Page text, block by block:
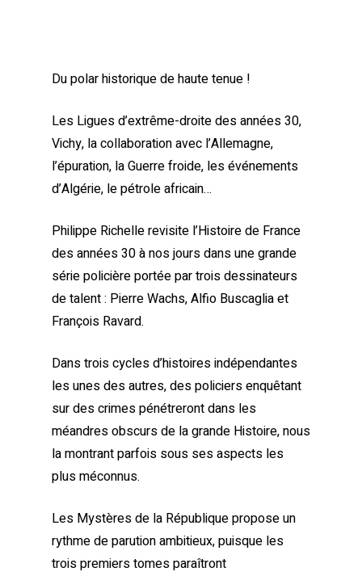
Du polar historique de haute tenue !
Les Ligues d’extrême-droite des années 30,
Vichy, la collaboration avec l’Allemagne,
l’épuration, la Guerre froide, les événements
d’Algérie, le pétrole africain…
Philippe Richelle revisite l’Histoire de France
des années 30 à nos jours dans une grande
série policière portée par trois dessinateurs
de talent : Pierre Wachs, Alfio Buscaglia et
François Ravard.
Dans trois cycles d’histoires indépendantes
les unes des autres, des policiers enquêtant
sur des crimes pénétreront dans les
méandres obscurs de la grande Histoire, nous
la montrant parfois sous ses aspects les
plus méconnus.
Les Mystères de la Républiqueproposeun
rythme de parution ambitieux,puisque les
trois premiers tomes paraîtront